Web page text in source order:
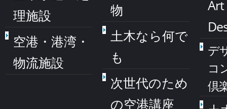
理施設
空港・港湾・
物流施設
物
土木なら何で
も
次世代のため
の空港講座
デ
コ
倶